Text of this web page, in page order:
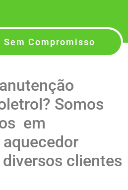
Sem Compromisso
Somos
em
clientes